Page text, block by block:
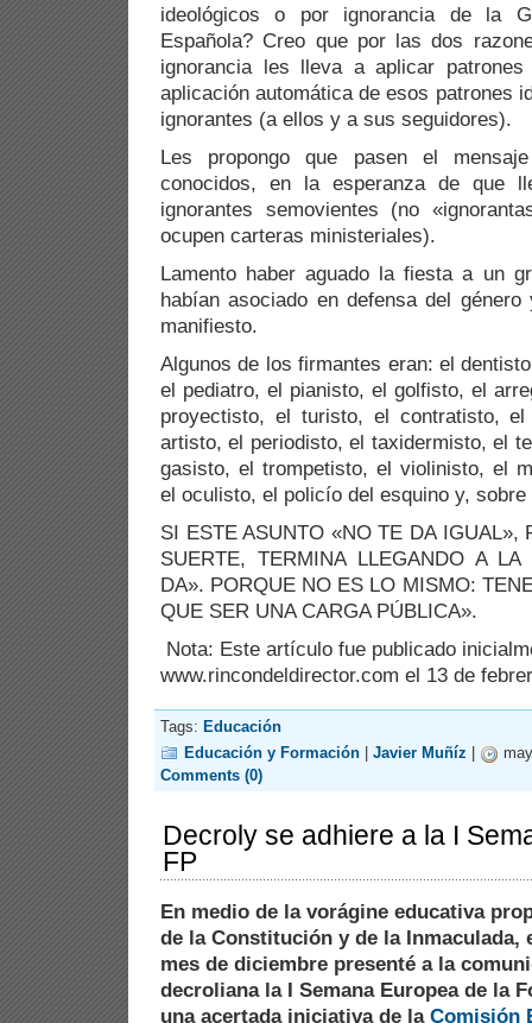
ideológicos o por ignorancia de la
Española? Creo que por las dos
ignorancia les lleva a aplicar
aplicación automática de esos patrones
ignorantes (a ellos y a sus seguidores).
Les propongo que pasen el
conocidos, en la esperanza de que
ignorantes semovientes (no
ocupen carteras ministeriales).
Lamento haber aguado la fiesta a un
habían asociado en defensa del
manifiesto.
Algunos de los firmantes eran: el
el pediatro, el pianisto, el golfisto, el
proyectisto, el turisto, el contratisto,
artisto, el periodisto, el taxidermisto, el
gasisto, el trompetisto, el violinisto, el
el oculisto, el policío del esquino y, sobre
SI ESTE ASUNTO «NO TE DA IGUAL»,
SUERTE, TERMINA LLEGANDO A
DA». PORQUE NO ES LO MISMO:
QUE SER UNA CARGA PÚBLICA».
Nota: Este artículo fue publicado
www.rincondeldirector.com el 13 de
Tags: Educación
Educación y Formación
Javier Muñíz
Comments (0)
Decroly se adhiere a la I
FP
En medio de la vorágine educativa
de la Constitución y de la Inmaculada,
mes de diciembre presenté a la
decroliana la I Semana Europea de la
una acertada iniciativa de la Comisión